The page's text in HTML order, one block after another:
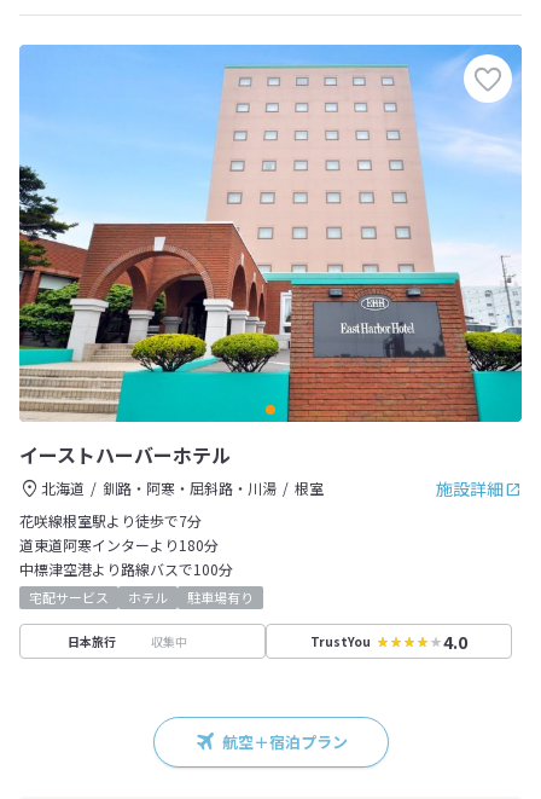
イーストハーバーホテル
施設詳細
北海道 釧路・阿寒・屈斜路・川湯
根室
花咲線根室駅より徒歩で7分
道東道阿寒インターより180分
中標津空港より路線バスで100分
宅配サービス ホテル 駐車場有り
日本旅行 収集中 TrustYou 4.0
航空＋宿泊プラン